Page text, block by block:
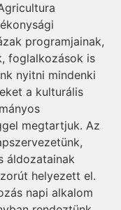
programjainak,
foglalkozások is
nyitni mindenki
a kulturális
megtartjuk. Az
áldozatainak
helyezett el.
napi alkalom